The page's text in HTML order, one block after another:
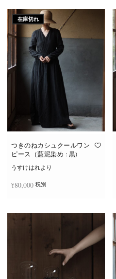
在庫切れ
つきのねカシュクールワン
ピース（藍泥染め : 黒)
うすけはれより
¥80,000 税別